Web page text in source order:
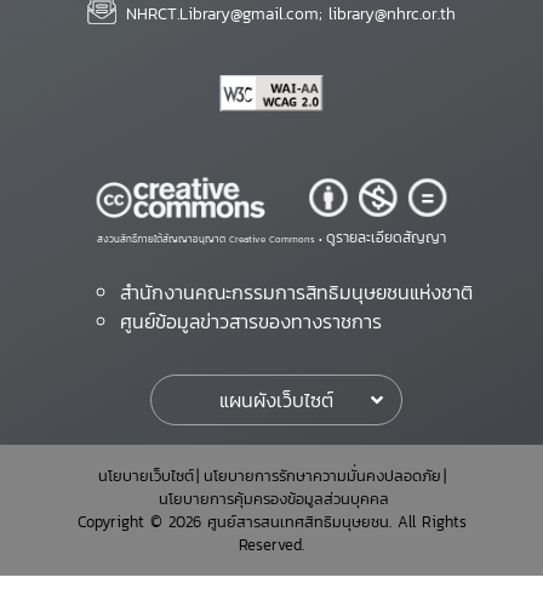
NHRCT.Library@gmail.com; library@nhrc.or.th
สงวนสิทธิ์ภายใต้สัญญาอนุญาต Creative Commons • ดูรายละเอียดสัญญา
สำนักงานคณะกรรมการสิทธิมนุษยชนแห่งชาติ
ศูนย์ข้อมูลข่าวสารของทางราชการ
แผนผังเว็บไซต์
นโยบายเว็บไซต์ นโยบายการรักษาความมั่นคงปลอดภัย
นโยบายการคุ้มครองข้อมูลส่วนบุคคล
Copyright © 2026 ศูนย์สารสนเทศสิทธิมนุษยชน. All Rights
Reserved.